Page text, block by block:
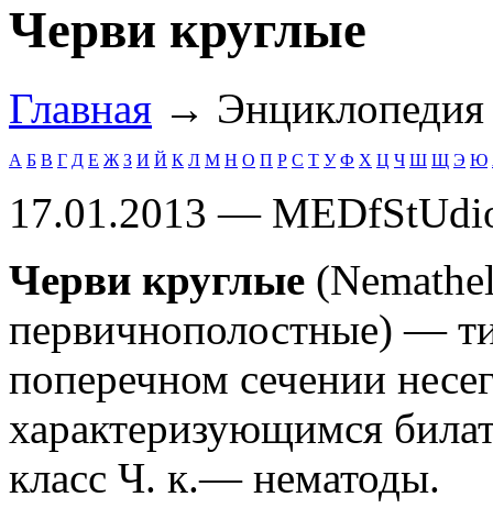
Черви круглые
Главная →
А Б В Г Д Е Ж З И Й К Л М Н О П Р С Т У Ф Х Ц Ч Ш Щ Э Ю
17.01.2013 —
Черви круглые
первичнополостные) —
поперечном сечении
характеризующимся
класс Ч. к.— нематоды.